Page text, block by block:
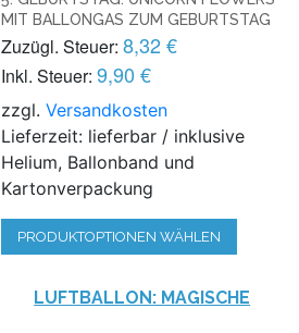
MIT BALLONGAS ZUM GEBURTSTAG
Zuzügl. Steuer: 8,32 €
Inkl. Steuer: 9,90 €
zzgl.Versandkosten
Lieferzeit: lieferbar / inklusive
Helium, Ballonband und
Kartonverpackung
PRODUKTOPTIONEN WÄHLEN
LUFTBALLON: MAGISCHE